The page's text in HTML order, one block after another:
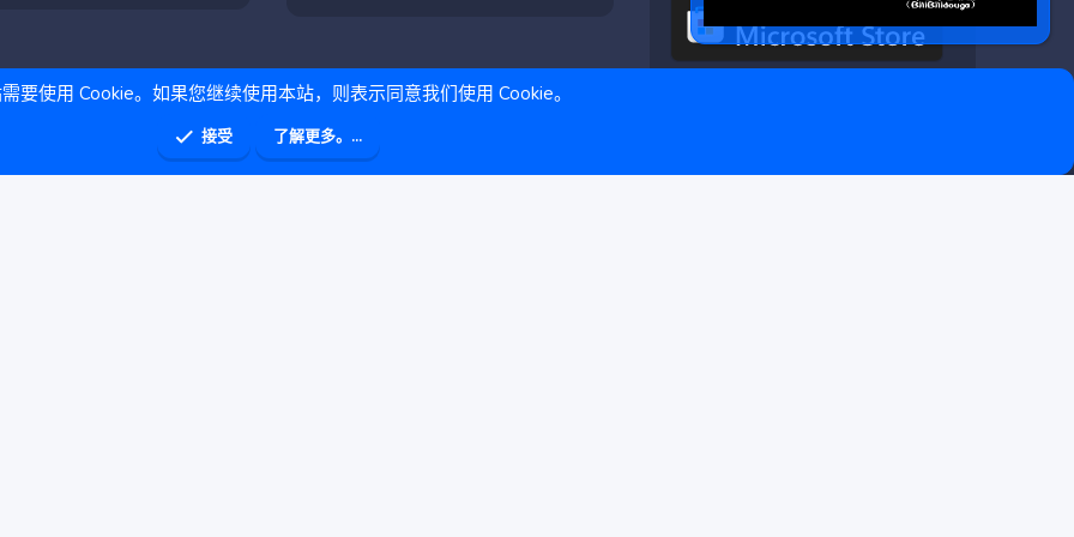
S
要使用 Cookie。如果您继续使用本站，则表示同意我们使用 Cookie。
接受 了解更多。...